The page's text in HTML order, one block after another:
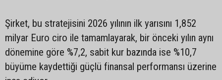
Şirket, bu stratejisini 2026 yılının ilk yarısını 1,852
milyar Euro ciro ile tamamlayarak, bir önceki yılın aynı
dönemine göre %7,2, sabit kur bazında ise %10,7
büyüme kaydettiği güçlü finansal performansı üzerine